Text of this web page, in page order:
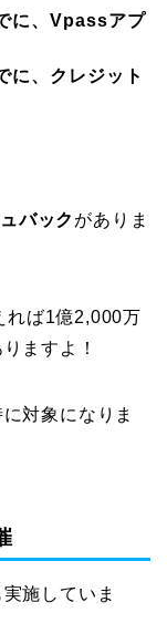
に、Vpassアプ
に、クレジット
バック がありま
れば1億2,000万
ますよ！
対象になりま
施していま